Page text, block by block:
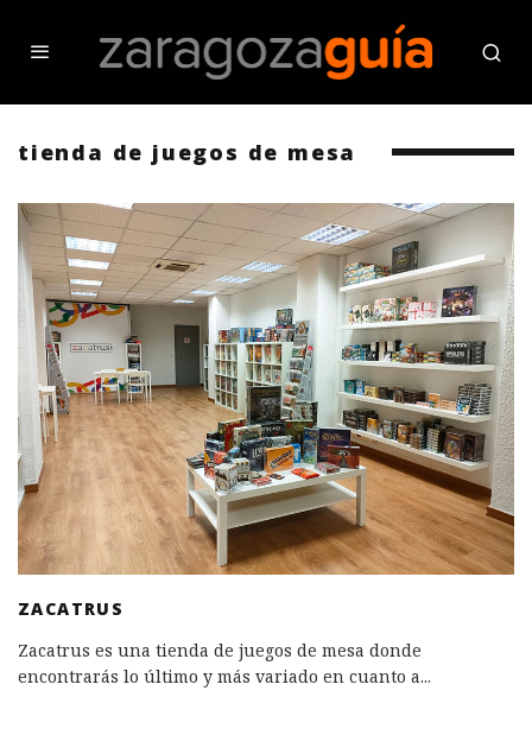
tienda de juegos de mesa
ZACATRUS
Zacatrus es una tienda de juegos de mesa donde
encontrarás lo último y más variado en cuanto a...